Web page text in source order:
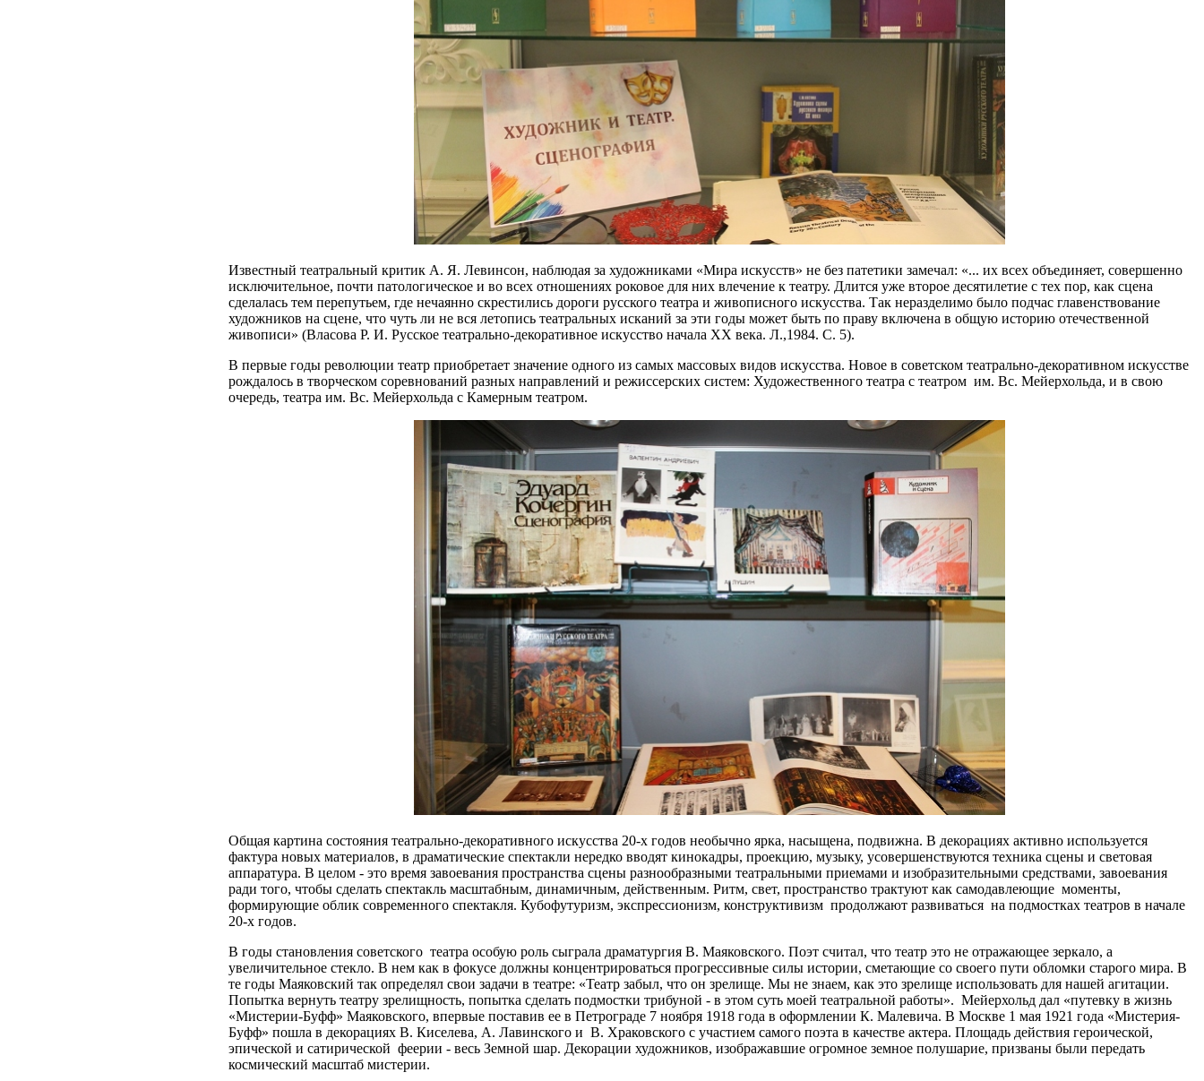
Известный театральный критик А. Я. Левинсон, наблюдая за художниками «Мира искусств» не без патетики замечал: «... их всех объединяет, совершенно
исключительное, почти патологическое и во всех отношениях роковое для них влечение к театру. Длится уже второе десятилетие с тех пор, как сцена
сделалась тем перепутьем, где нечаянно скрестились дороги русского театра и живописного искусства. Так неразделимо было подчас главенствование
художников на сцене, что чуть ли не вся летопись театральных исканий за эти годы может быть по праву включена в общую историю отечественной
живописи» (Власова Р. И. Русское театрально-декоративное искусство начала ХХ века. Л.,1984. С. 5).
В первые годы революции театр приобретает значение одного из самых массовых видов искусства. Новое в советском театрально-декоративном искусстве
рождалось в творческом соревнований разных направлений и режиссерских систем: Художественного театра с театром им. Вс. Мейерхольда, и в свою
очередь, театра им. Вс. Мейерхольда с Камерным театром.
Общая картина состояния театрально-декоративного искусства 20-х годов необычно ярка, насыщена, подвижна. В декорациях активно используется
фактура новых материалов, в драматические спектакли нередко вводят кинокадры, проекцию, музыку, усовершенствуются техника сцены и световая
аппаратура. В целом - это время завоевания пространства сцены разнообразными театральными приемами и изобразительными средствами, завоевания
ради того, чтобы сделать спектакль масштабным, динамичным, действенным. Ритм, свет, пространство трактуют как самодавлеющие моменты,
формирующие облик современного спектакля. Кубофутуризм, экспрессионизм, конструктивизм продолжают развиваться на подмостках театров в начале
20-х годов.
В годы становления советского театра особую роль сыграла драматургия В. Маяковского. Поэт считал, что театр это не отражающее зеркало, а
увеличительное стекло. В нем как в фокусе должны концентрироваться прогрессивные силы истории, сметающие со своего пути обломки старого мира. В
те годы Маяковский так определял свои задачи в театре: «Театр забыл, что он зрелище. Мы не знаем, как это зрелище использовать для нашей агитации.
Попытка вернуть театру зрелищность, попытка сделать подмостки трибуной - в этом суть моей театральной работы». Мейерхольд дал «путевку в жизнь
«Мистерии-Буфф» Маяковского, впервые поставив ее в Петрограде 7 ноября 1918 года в оформлении К. Малевича. В Москве 1 мая 1921 года «Мистерия-
Буфф» пошла в декорациях В. Киселева, А. Лавинского и В. Храковского с участием самого поэта в качестве актера. Площадь действия героической,
эпической и сатирической феерии - весь Земной шар. Декорации художников, изображавшие огромное земное полушарие, призваны были передать
космический масштаб мистерии.